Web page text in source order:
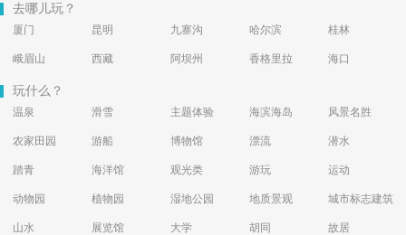
去哪儿玩？
厦门 昆明 九寨沟 哈尔滨 桂林
峨眉山 西藏 阿坝州 香格里拉 海口
玩什么？
温泉 滑雪 主题体验 海滨海岛 风景名胜
农家田园 游船 博物馆 漂流 潜水
踏青 海洋馆 观光类 游玩 运动
动物园 植物园 湿地公园 地质景观 城市标志建筑
山水 展览馆 大学 胡同 故居